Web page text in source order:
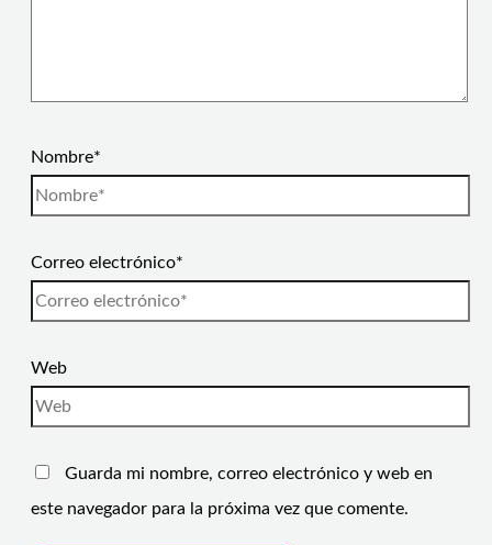
Nombre*
Correo electrónico*
Web
Guarda mi nombre, correo electrónico y web en
este navegador para la próxima vez que comente.